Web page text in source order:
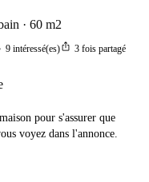
60 m2
9 intéressé(es)ios_share 3 fois partagé
pour s'assurer que
voyez dans l'annonce.